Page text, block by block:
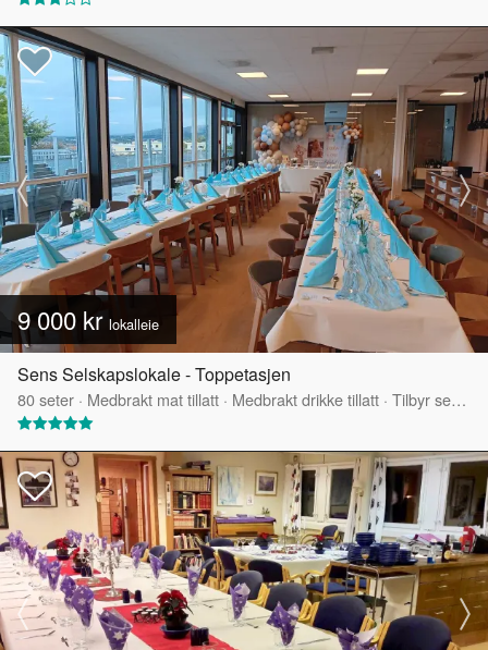
9 000 kr lokalleie
Sens Selskapslokale - Toppetasjen
80seter · Medbrakt mat tillatt · Medbrakt drikke tillatt · Tilbyr servering